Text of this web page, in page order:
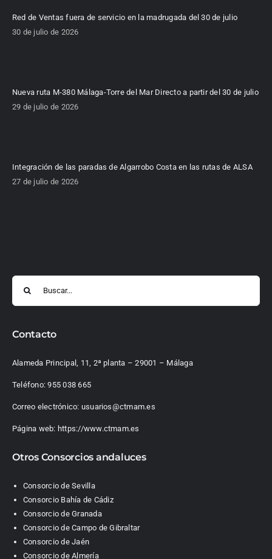
Red de Ventas fuera de servicio en la madrugada del 30 de julio
30 de julio de 2026
Nueva ruta M-380 Málaga-Torre del Mar Directo a partir del 30 de julio
29 de julio de 2026
Integración de las paradas de Algarrobo Costa en las rutas de ALSA
27 de julio de 2026
Buscar:
Contacto
Alameda Principal, 11, 2ª planta – 29001 – Málaga
Teléfono:955 038 665
Correo electrónico: usuarios@ctmam.es
Página web: https://www.ctmam.es
Otros Consorcios andaluces
Consorcio de Sevilla
Consorcio Bahía de Cádiz
Consorcio de Granada
Consorcio de Campo de Gibraltar
Consorcio de Jaén
Consorcio de Almería